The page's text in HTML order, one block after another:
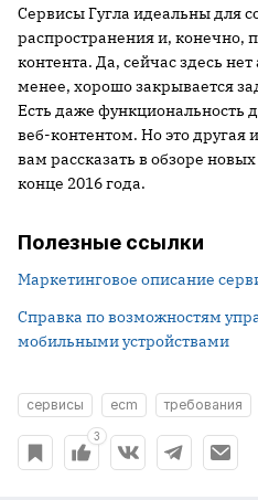
Сервисы Гугла идеальны для
распространения и, конечно,
контента. Да, сейчас здесь
менее, хорошо закрывается
Есть даже функциональность
веб-контентом. Но это другая
вам рассказать в обзоре
конце 2016 года.
Полезные ссылки
Маркетинговое описание
Справка по возможностям
мобильными устройствами
сервисы ecm требования
3